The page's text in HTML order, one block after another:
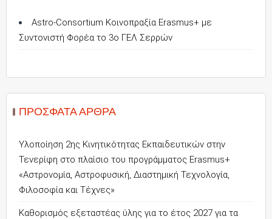
Astro-Consortium Κοινοπραξία Erasmus+ με
Συντονιστή Φορέα το 3ο ΓΕΛ Σερρών
ΠΡΌΣΦΑΤΑ ΆΡΘΡΑ
Υλοποίηση 2ης Κινητικότητας Εκπαιδευτικών στην
Τενερίφη στο πλαίσιο του προγράμματος Erasmus+
«Αστρονομία, Αστροφυσική, Διαστημική Τεχνολογία,
Φιλοσοφία και Τέχνες»
Καθορισμός εξεταστέας ύλης για το έτος 2027 για τα